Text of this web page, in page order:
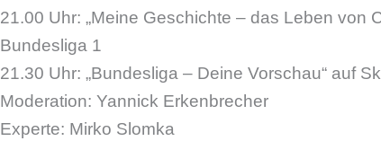
21.00 Uhr: „Meine Geschichte – das Leben von
Bundesliga 1
21.30 Uhr: „Bundesliga – Deine Vorschau“ auf
Moderation: Yannick Erkenbrecher
Experte: Mirko Slomka